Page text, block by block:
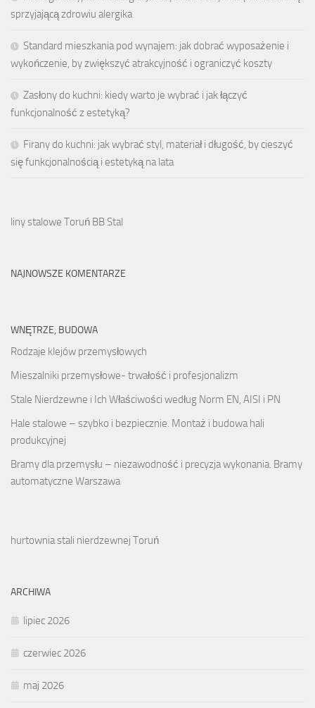
sprzyjającą zdrowiu alergika
Standard mieszkania pod wynajem: jak dobrać wyposażenie i
wykończenie, by zwiększyć atrakcyjność i ograniczyć koszty
Zasłony do kuchni: kiedy warto je wybrać i jak łączyć
funkcjonalność z estetyką?
Firany do kuchni: jak wybrać styl, materiał i długość, by cieszyć
się funkcjonalnością i estetyką na lata
liny stalowe Toruń BB Stal
NAJNOWSZE KOMENTARZE
WNĘTRZE, BUDOWA
Rodzaje klejów przemysłowych
Mieszalniki przemysłowe- trwałość i profesjonalizm
Stale Nierdzewne i Ich Właściwości według Norm EN, AISI i PN
Hale stalowe – szybko i bezpiecznie. Montaż i budowa hali
produkcyjnej
Bramy dla przemysłu – niezawodność i precyzja wykonania. Bramy
automatyczne Warszawa
hurtownia stali nierdzewnej Toruń
ARCHIWA
lipiec 2026
czerwiec 2026
maj 2026